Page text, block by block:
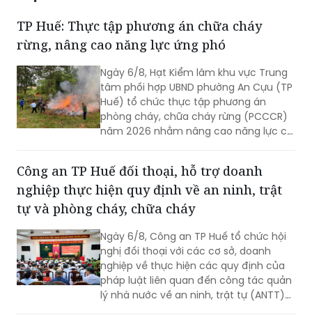
Ngày 6/8, Hạt Kiểm lâm khu vực Trung
tâm phối hợp UBND phường An Cựu (TP
Huế) tổ chức thực tập phương án
phòng cháy, chữa cháy rừng (PCCCR)
năm 2026 nhằm nâng cao năng lực chỉ
huy, điều hành và khả năng phối hợp xử
lý các tình huống cháy rừng.
Công an TP Huế đối thoại, hỗ trợ doanh
tự và phòng cháy, chữa cháy
Ngày 6/8, Công an TP Huế tổ chức hội
nghị đối thoại với các cơ sở, doanh
nghiệp về thực hiện các quy định của
pháp luật liên quan đến công tác quản
lý nhà nước về an ninh, trật tự (ANTT)
trên địa bàn năm 2026.
Trung tâm Giáo dục chuyên biệt và Bảo trợ